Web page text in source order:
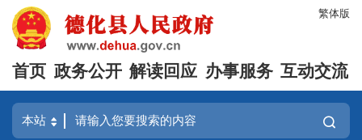
繁体版
首页 政务公开 解读回应 办事服务 互动交流